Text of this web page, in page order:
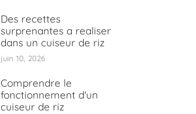
Des recettes
surprenantes a realiser
dans un cuiseur de riz
juin 10, 2026
Comprendre le
fonctionnement d'un
cuiseur de riz